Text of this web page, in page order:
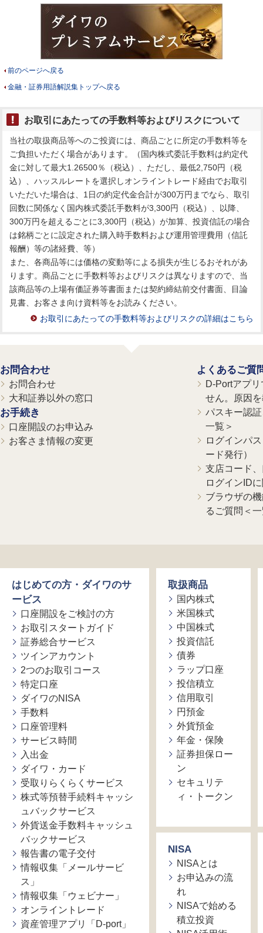
前のページへ戻る
金融・証券用語解説集トップへ戻る
お取引にあたっての手数料等およびリスクについて
当社の取扱商品等へのご投資には、商品ごとに所定の手数料等を
ご負担いただく場合があります。（国内株式委託手数料は約定代
金に対して最大1.26500％（税込）、ただし、最低2,750円（税
込）、ハッスルレートを選択しオンライントレード経由でお取引
いただいた場合は、1日の約定代金合計が300万円までなら、取引
回数に関係なく国内株式委託手数料が3,300円（税込）、以降、
300万円を超えるごとに3,300円（税込）が加算、投資信託の場合
は銘柄ごとに設定された購入時手数料および運用管理費用（信託
報酬）等の諸経費、等）
また、各商品等には価格の変動等による損失が生じるおそれがあ
ります。商品ごとに手数料等およびリスクは異なりますので、当
該商品等の上場有価証券等書面または契約締結前交付書面、目論
見書、お客さま向け資料等をお読みください。
お取引にあたっての手数料等およびリスクの詳細はこちら
お問合わせ
お問合わせ
大和証券以外の窓口
お手続き
口座開設のお申込み
お客さま情報の変更
よくあるご質
D-Portアプ
せん。原因
パスキー認
一覧＞
ログインパ
ード発行）
支店コード
ログインID
ブラウザの
るご質問＜
はじめての方・ダイワのサ
ービス
口座開設をご検討の方
お取引スタートガイド
証券総合サービス
ツインアカウント
2つのお取引コース
特定口座
ダイワのNISA
手数料
口座管理料
サービス時間
入出金
ダイワ・カード
受取りらくらくサービス
株式等預替手続料キャッシ
ュバックサービス
外貨送金手数料キャッシュ
バックサービス
報告書の電子交付
情報収集「メールサービ
ス」
情報収集「ウェビナー」
オンライントレード
資産管理アプリ「D-port」
取扱商品
国内株式
米国株式
中国株式
投資信託
債券
ラップ口座
投信積立
信用取引
円預金
外貨預金
年金・保険
証券担保ロー
ン
セキュリテ
ィ・トークン
NISA
NISAとは
お申込みの流
れ
NISAで始める
積立投資